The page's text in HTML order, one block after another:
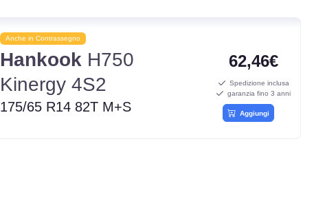
Anche in Contrassegno
Hankook H750
Kinergy 4S2
175/65 R14 82T M+S
62,46€
Spedizione inclusa
garanzia fino 3 anni
Aggiungi